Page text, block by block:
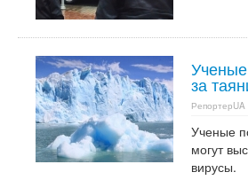
за
РепортерUA
Ученые
могут
вирусы.